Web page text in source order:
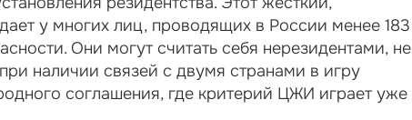
у многих лиц, проводящих в России менее 183
Они могут считать себя нерезидентами, не
наличии связей с двумя странами в игру
соглашения, где критерий ЦЖИ играет уже